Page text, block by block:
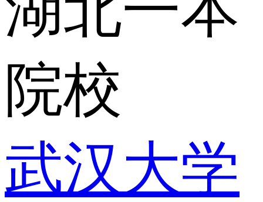
院校
武汉大学